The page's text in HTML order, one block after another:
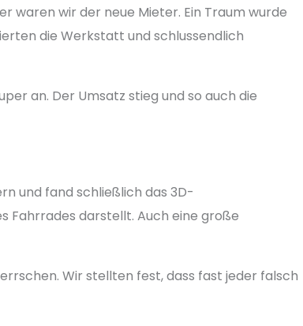
waren wir der neue Mieter. Ein Traum wurde
die Werkstatt und schlussendlich
an. Der Umsatz stieg und so auch die
und fand schließlich das 3D-
Fahrrades darstellt. Auch eine große
Wir stellten fest, dass fast jeder falsch